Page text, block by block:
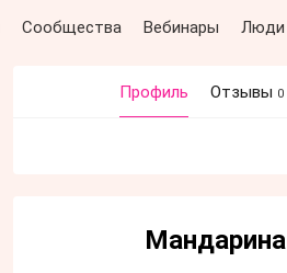
Сообщества Вебинары Люди
Профиль Отзывы 0